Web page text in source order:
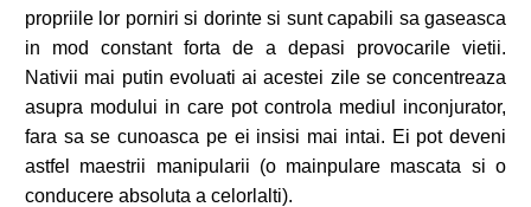
propriile lor porniri si dorinte si sunt capabili sa gaseasca
in mod constant forta de a depasi provocarile vietii.
Nativii mai putin evoluati ai acestei zile se concentreaza
asupra modului in care pot controla mediul inconjurator,
fara sa se cunoasca pe ei insisi mai intai. Ei pot deveni
astfel maestrii manipularii (o mainpulare mascata si o
conducere absoluta a celorlalti).